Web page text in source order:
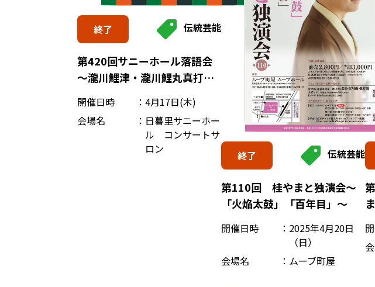
終了 伝統芸能
第420回サニーホール落語会
～瀧川鯉津・瀧川鯉丸真打直
開催日時
4月17日(木)
会場名
日暮里サニーホー
ル コンサートサ
ロン
終了 伝統芸能
第110回 桂やまと独演会～
「火焔太鼓」「百年目」～
開催日時
2025年4月20日
（日）
会場名
ムーブ町屋